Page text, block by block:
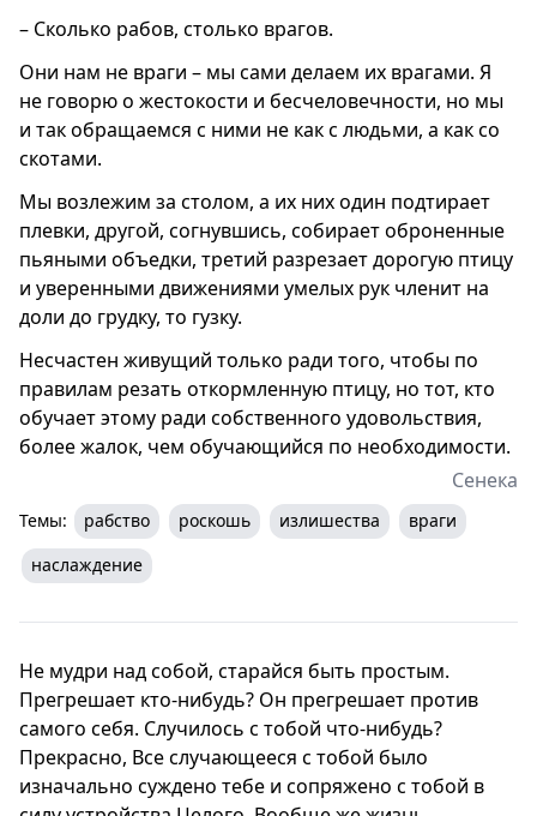
– Сколько рабов, столько врагов.
Они нам не враги – мы сами делаем их врагами. Я
не говорю о жестокости и бесчеловечности, но мы
и так обращаемся с ними не как с людьми, а как со
скотами.
Мы возлежим за столом, а их них один подтирает
плевки, другой, согнувшись, собирает оброненные
пьяными объедки, третий разрезает дорогую птицу
и уверенными движениями умелых рук членит на
доли до грудку, то гузку.
Несчастен живущий только ради того, чтобы по
правилам резать откормленную птицу, но тот, кто
обучает этому ради собственного удовольствия,
более жалок, чем обучающийся по необходимости.
Сенека
Темы: рабство роскошь излишества
враги
наслаждение
Не мудри над собой, старайся быть простым.
Прегрешает кто-нибудь? Он прегрешает против
самого себя. Случилось с тобой что-нибудь?
Прекрасно, Все случающееся с тобой было
изначально суждено тебе и сопряжено с тобой в